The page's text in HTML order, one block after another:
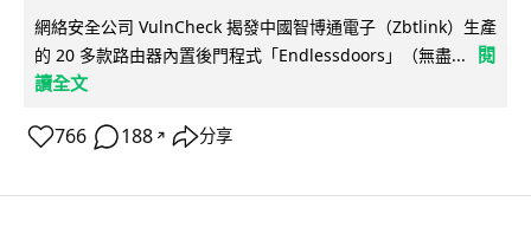
網絡安全公司 VulnCheck 揭發中國智博通電子（Zbtlink）生產
的 20 多款路由器內置後門程式「Endlessdoors」（無盡...
閱
讀全文
766 188 ↗ 分享